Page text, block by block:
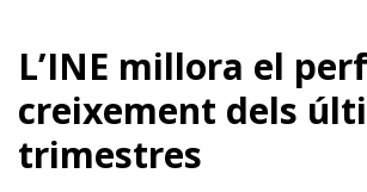
L’INE millora el
creixement dels
trimestres